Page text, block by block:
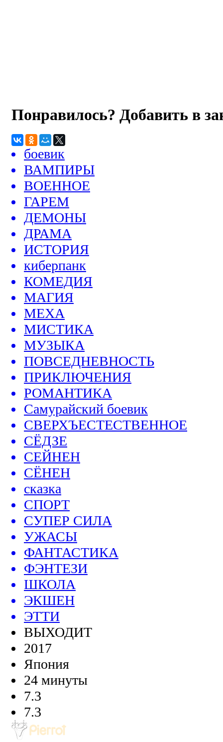
Понравилось? Добавить в
боевик
ВАМПИРЫ
ВОЕННОЕ
ГАРЕМ
ДЕМОНЫ
ДРАМА
ИСТОРИЯ
киберпанк
КОМЕДИЯ
МАГИЯ
МЕХА
МИСТИКА
МУЗЫКА
ПОВСЕДНЕВНОСТЬ
ПРИКЛЮЧЕНИЯ
РОМАНТИКА
Самурайский боевик
СВЕРХЪЕСТЕСТВЕННОЕ
СЁДЗЕ
СЕЙНЕН
СЁНЕН
сказка
СПОРТ
СУПЕР СИЛА
УЖАСЫ
ФАНТАСТИКА
ФЭНТЕЗИ
ШКОЛА
ЭКШЕН
ЭТТИ
ВЫХОДИТ
2017
Япония
24 минуты
7.3
7.3